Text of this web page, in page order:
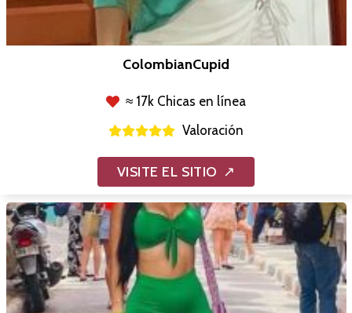
ColombianCupid
≈ 17k Chicas en línea
Valoración
VISITE EL SITIO